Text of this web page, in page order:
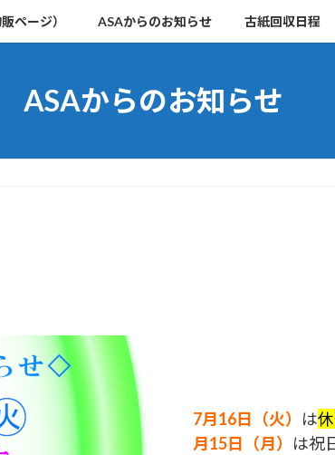
ページ） ASAからのお知らせ 古紙回収日程
ASAからのお知らせ
7月16日（火） は
月15日（月） は祝